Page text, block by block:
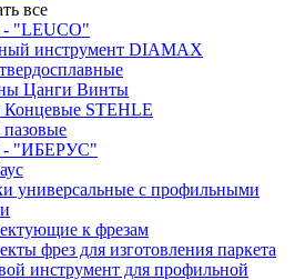
все
- "LEUCO"
инструмент DIAMAX
Цанги Винты
STEHLE
- "ИБЕРУС"
универсальные с профильными
к фрезам
фрез для изготовления паркета
инструмент для профильной